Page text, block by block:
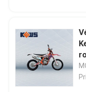
Au sujet de nous
Visite d'usine